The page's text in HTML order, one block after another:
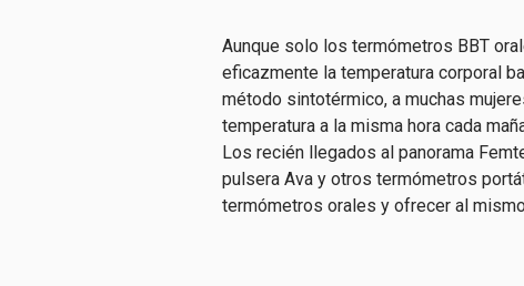
Aunque solo los termómetros BBT
eficazmente la temperatura corporal
método sintotérmico, a muchas
temperatura a la misma hora cada
Los recién llegados al panorama
pulsera Ava y otros termómetros
termómetros orales y ofrecer al